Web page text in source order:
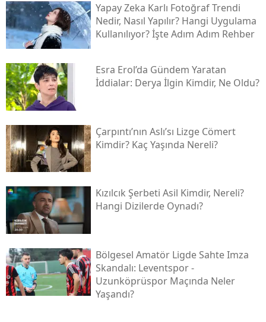
Yapay Zeka Karlı Fotoğraf Trendi
Nedir, Nasıl Yapılır? Hangi Uygulama
Kullanılıyor? İşte Adım Adım Rehber
Esra Erol’da Gündem Yaratan
İddialar: Derya İlgin Kimdir, Ne Oldu?
Çarpıntı’nın Aslı’sı Lizge Cömert
Kimdir? Kaç Yaşında Nereli?
Kızılcık Şerbeti Asil Kimdir, Nereli?
Hangi Dizilerde Oynadı?
Bölgesel Amatör Ligde Sahte Imza
Skandalı: Leventspor -
Uzunköprüspor Maçında Neler
Yaşandı?